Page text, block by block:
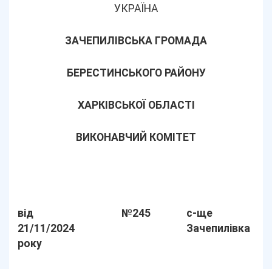
УКРАЇНА
ЗАЧЕПИЛІВСЬКА ГРОМАДА
БЕРЕСТИНСЬКОГО РАЙОНУ
ХАРКІВСЬКОЇ ОБЛАСТІ
ВИКОНАВЧИЙ КОМІТЕТ
від
21/11/2024
року
№245
с-ще
Зачепилівка